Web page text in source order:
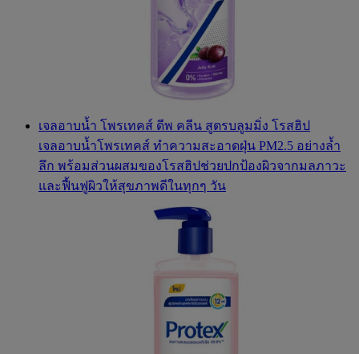
เจลอาบน้ำ โพรเทคส์ ดีพ คลีน สูตรบลูมมิ่ง โรสฮิป
เจลอาบน้ำโพรเทคส์ ทำความสะอาดฝุ่น PM2.5 อย่างล้ำ
ลึก พร้อมส่วนผสมของโรสฮิปช่วยปกป้องผิวจากมลภาวะ
และฟื้นฟูผิวให้สุขภาพดีในทุกๆ วัน